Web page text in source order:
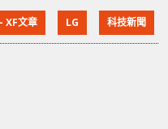
統亦升級至 6.0，為用
- XF文章 LG 科技新聞